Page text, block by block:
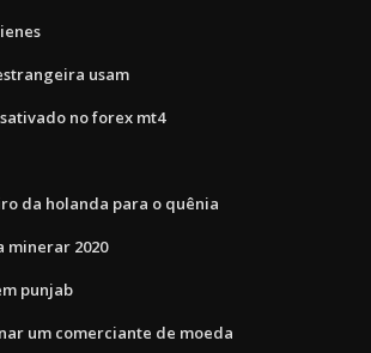
usam
no forex mt4
da holanda para o quênia
minerar 2020
punjab
um comerciante de moeda